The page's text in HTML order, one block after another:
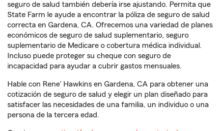
seguro de salud también debería irse ajustando. Permita que
State Farm le ayude a encontrar la póliza de seguro de salud
correcta en Gardena, CA. Ofrecemos una variedad de planes
económicos de seguro de salud suplementario, seguro
suplementario de Medicare o cobertura médica individual.
Incluso puede proteger su cheque con seguro de
incapacidad para ayudar a cubrir gastos mensuales.
Hable con Rene' Hawkins en Gardena, CA para obtener una
cotización de seguro de salud y elegir un plan diseñado para
satisfacer las necesidades de una familia, un individuo o una
persona de la tercera edad.